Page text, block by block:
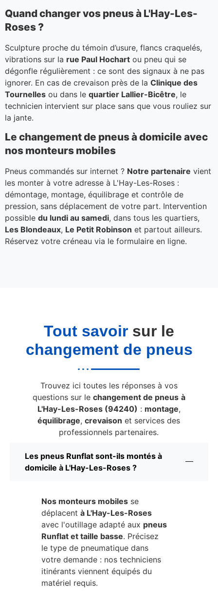
Quand changer vos pneus à L'Hay-Les-
Roses ?
Sculpture proche du témoin d’usure, flancs craquelés,
vibrations sur la rue Paul Hochart ou pneu qui se
dégonfle régulièrement : ce sont des signaux à ne pas
ignorer. En cas de crevaison près de la Clinique des
Tournelles ou dans le quartier Lallier-Bicêtre, le
technicien intervient sur place sans que vous rouliez sur
la jante.
Le changement de pneus à domicile avec
nos monteurs mobiles
Pneus commandés sur internet ? Notre partenaire vient
les monter à votre adresse à L'Hay-Les-Roses :
démontage, montage, équilibrage et contrôle de
pression, sans déplacement de votre part. Intervention
possible du lundi au samedi, dans tous les quartiers,
Les Blondeaux, Le Petit Robinson et partout ailleurs.
Réservez votre créneau via le formulaire en ligne.
Tout savoir sur le
changement de pneus
Trouvez ici toutes les réponses à vos
questions sur le changement de pneus à
L'Hay-Les-Roses (94240) : montage,
équilibrage,crevaison et services des
professionnels partenaires.
Les pneus Runflat sont-ils montés à
domicile à L'Hay-Les-Roses ?
Nos monteurs mobiles se
déplacent à L'Hay-Les-Roses
avec l'outillage adapté aux pneus
Runflat et taille basse. Précisez
le type de pneumatique dans
votre demande : nos techniciens
itinérants viennent équipés du
matériel requis.